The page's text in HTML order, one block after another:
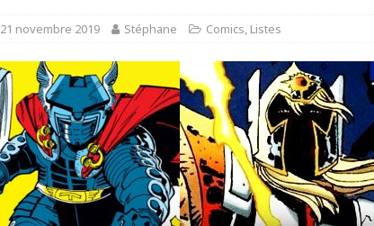
21 novembre 2019 Stéphane Comics, Listes